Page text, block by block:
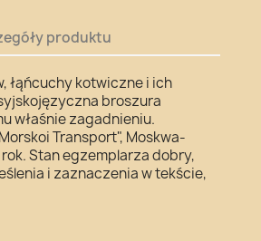
produktu
łąńcuchy kotwiczne i ich
broszura
właśnie zagadnieniu.
Transport", Moskwa-
Stan egzemplarza dobry,
i zaznaczenia w tekście,